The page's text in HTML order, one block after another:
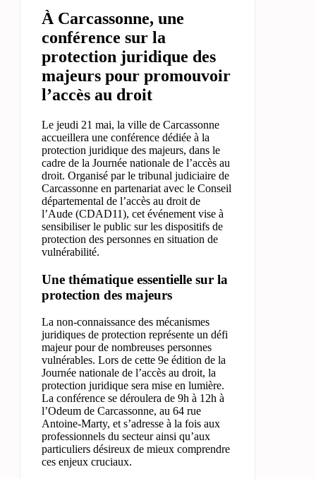
À Carcassonne, une
conférence sur la
protection juridique des
majeurs pour promouvoir
l’accès au droit
Le jeudi 21 mai, la ville de Carcassonne
accueillera une conférence dédiée à la
protection juridique des majeurs, dans le
cadre de la Journée nationale de l’accès au
droit. Organisé par le tribunal judiciaire de
Carcassonne en partenariat avec le Conseil
départemental de l’accès au droit de
l’Aude (CDAD11), cet événement vise à
sensibiliser le public sur les dispositifs de
protection des personnes en situation de
vulnérabilité.
Une thématique essentielle sur la
protection des majeurs
La non-connaissance des mécanismes
juridiques de protection représente un défi
majeur pour de nombreuses personnes
vulnérables. Lors de cette 9e édition de la
Journée nationale de l’accès au droit, la
protection juridique sera mise en lumière.
La conférence se déroulera de 9h à 12h à
l’Odeum de Carcassonne, au 64 rue
Antoine-Marty, et s’adresse à la fois aux
professionnels du secteur ainsi qu’aux
particuliers désireux de mieux comprendre
ces enjeux cruciaux.